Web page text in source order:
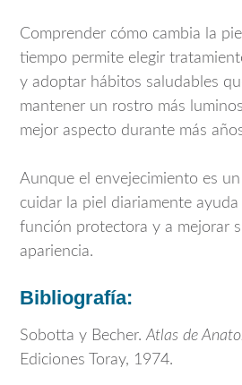
Comprender cómo cambia la
tiempo permite elegir
y adoptar hábitos saludables
mantener un rostro más
mejor aspecto durante más
Aunque el envejecimiento es
cuidar la piel diariamente
función protectora y a mejorar
apariencia.
Bibliografía:
Sobotta y Becher.Atlas de
Ediciones Toray, 1974.